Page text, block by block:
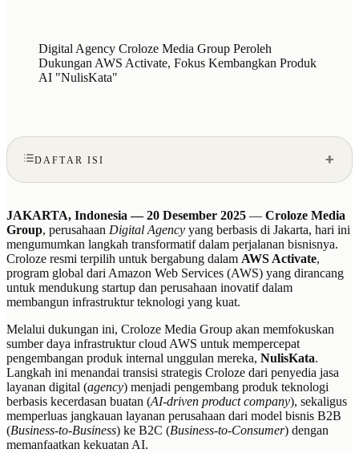
Digital Agency Croloze Media Group Peroleh
Dukungan AWS Activate, Fokus Kembangkan Produk
AI "NulisKata"
DAFTAR ISI
JAKARTA, Indonesia — 20 Desember 2025 — Croloze Media
Group, perusahaan Digital Agency yang berbasis di Jakarta, hari ini
mengumumkan langkah transformatif dalam perjalanan bisnisnya.
Croloze resmi terpilih untuk bergabung dalam AWS Activate,
program global dari Amazon Web Services (AWS) yang dirancang
untuk mendukung startup dan perusahaan inovatif dalam
membangun infrastruktur teknologi yang kuat.
Melalui dukungan ini, Croloze Media Group akan memfokuskan
sumber daya infrastruktur cloud AWS untuk mempercepat
pengembangan produk internal unggulan mereka, NulisKata.
Langkah ini menandai transisi strategis Croloze dari penyedia jasa
layanan digital (agency) menjadi pengembang produk teknologi
berbasis kecerdasan buatan (AI-driven product company), sekaligus
memperluas jangkauan layanan perusahaan dari model bisnis B2B
(Business-to-Business) ke B2C (Business-to-Consumer) dengan
memanfaatkan kekuatan AI.